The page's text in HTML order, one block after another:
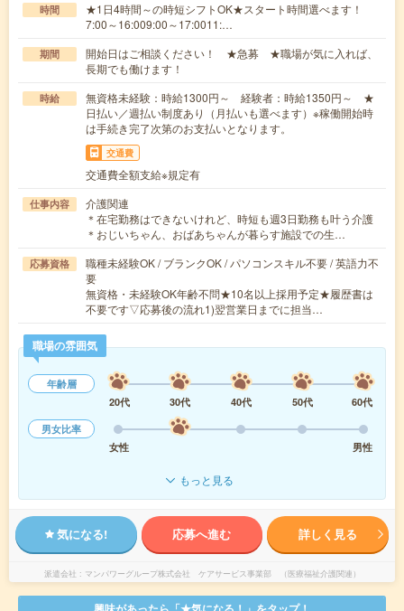
時間
★1日4時間～の時短シフトOK★スタート時間選べます！
7:00～16:009:00～17:0011:…
期間
開始日はご相談ください！ ★急募 ★職場が気に入れば、
長期でも働けます！
時給
無資格未経験：時給1300円～ 経験者：時給1350円～ ★
日払い／週払い制度あり（月払いも選べます）※稼働開始時
は手続き完了次第のお支払いとなります。
交通費
交通費全額支給※規定有
仕事内容
介護関連
＊在宅勤務はできないけれど、時短も週3日勤務も叶う介護
＊おじいちゃん、おばあちゃんが暮らす施設での生…
応募資格
職種未経験OK / ブランクOK / パソコンスキル不要 / 英語力不
要
無資格・未経験OK年齢不問★10名以上採用予定★履歴書は
不要です▽応募後の流れ1)翌営業日までに担当…
職場の雰囲気
年齢層
20代
30代 40代 50代
60代
男女比率
女性
男性
もっと見る
気になる! 応募へ進む 詳しく見る
派遣会社 マンパワーグループ株式会社 ケアサービス事業部 （医療福祉介護関連）